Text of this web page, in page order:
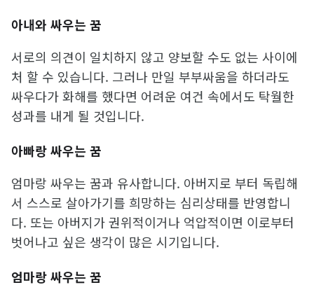
아내와 싸우는 꿈
서로의 의견이 일치하지 않고 양보할 수도 없는 사이에
처 할 수 있습니다. 그러나 만일 부부싸움을 하더라도
싸우다가 화해를 했다면 어려운 여건 속에서도 탁월한
성과를 내게 될 것입니다.
아빠랑 싸우는 꿈
엄마랑 싸우는 꿈과 유사합니다. 아버지로 부터 독립해
서 스스로 살아가기를 희망하는 심리상태를 반영합니
다. 또는 아버지가 권위적이거나 억압적이면 이로부터
벗어나고 싶은 생각이 많은 시기입니다.
엄마랑 싸우는 꿈